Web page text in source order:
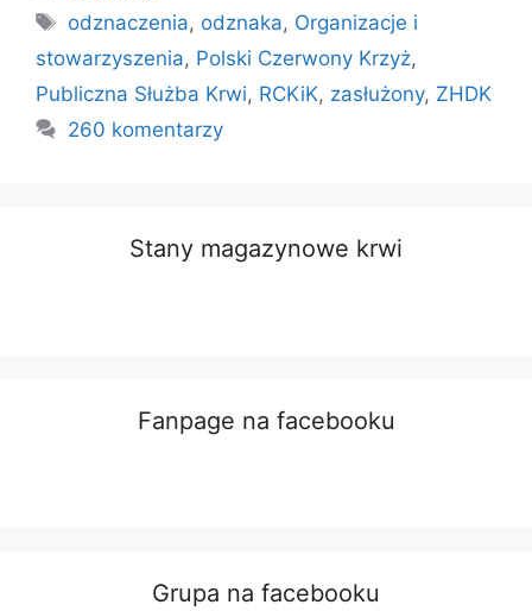
Tagi
odznaczenia, odznaka, Organizacje i
stowarzyszenia, Polski Czerwony Krzyż,
Publiczna Służba Krwi, RCKiK, zasłużony, ZHDK
260 komentarzy
Stany magazynowe krwi
Fanpage na facebooku
Grupa na facebooku